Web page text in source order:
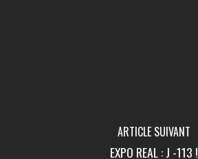
ARTICLE SUIVANT
EXPO REAL : J -113 !